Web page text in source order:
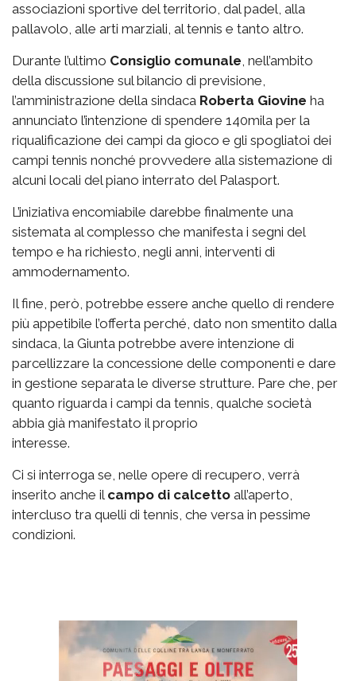
associazioni sportive del territorio, dal padel, alla
pallavolo, alle arti marziali, al tennis e tanto altro.
Durante l’ultimo Consiglio comunale, nell’ambito
della discussione sul bilancio di previsione,
l’amministrazione della sindaca Roberta Giovine ha
annunciato l’intenzione di spendere 140mila per la
riqualificazione dei campi da gioco e gli spogliatoi dei
campi tennis nonché provvedere alla sistemazione di
alcuni locali del piano interrato del Palasport.
L’iniziativa encomiabile darebbe finalmente una
sistemata al complesso che manifesta i segni del
tempo e ha richiesto, negli anni, interventi di
ammodernamento.
Il fine, però, potrebbe essere anche quello di rendere
più appetibile l’offerta perché, dato non smentito dalla
sindaca, la Giunta potrebbe avere intenzione di
parcellizzare la concessione delle componenti e dare
in gestione separata le diverse strutture. Pare che, per
quanto riguarda i campi da tennis, qualche società
abbia già manifestato il proprio
interesse.
Ci si interroga se, nelle opere di recupero, verrà
inserito anche il campo di calcetto all’aperto,
intercluso tra quelli di tennis, che versa in pessime
condizioni.